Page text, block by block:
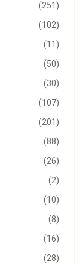
(251)
(102)
(11)
(50)
(30)
(107)
(201)
(88)
(26)
(2)
(10)
(8)
(16)
(28)